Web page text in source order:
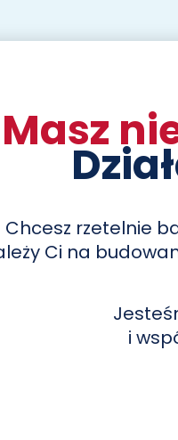
Masz
Chcesz rzetelnie
Ci na
i